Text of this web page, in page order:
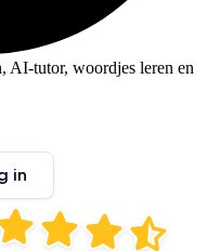
AI-tutor, woordjes leren en
in